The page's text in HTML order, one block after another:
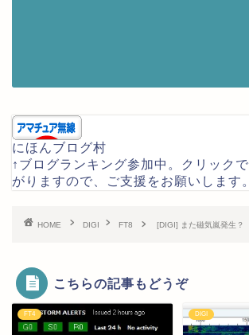
にほんブログ村
↑ブログランキング参加中。クリック
がりますので、ご支援をお願いします。
HOME DIGI FT8 [DIGI] また磁気嵐発生？
こちらの記事もどうぞ
FT4 DIGI